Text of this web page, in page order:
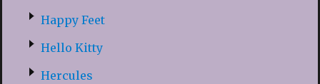
Happy Feet
Hello Kitty
Hercules